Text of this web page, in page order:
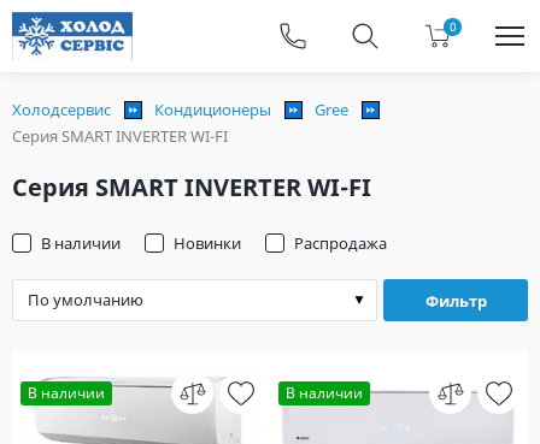
0
Холодсервис Кондиционеры
Gree
Серия SMART INVERTER WI-FI
Серия SMART INVERTER WI-FI
Фильтр
В наличии Новинки Распродажа
В наличии В наличии